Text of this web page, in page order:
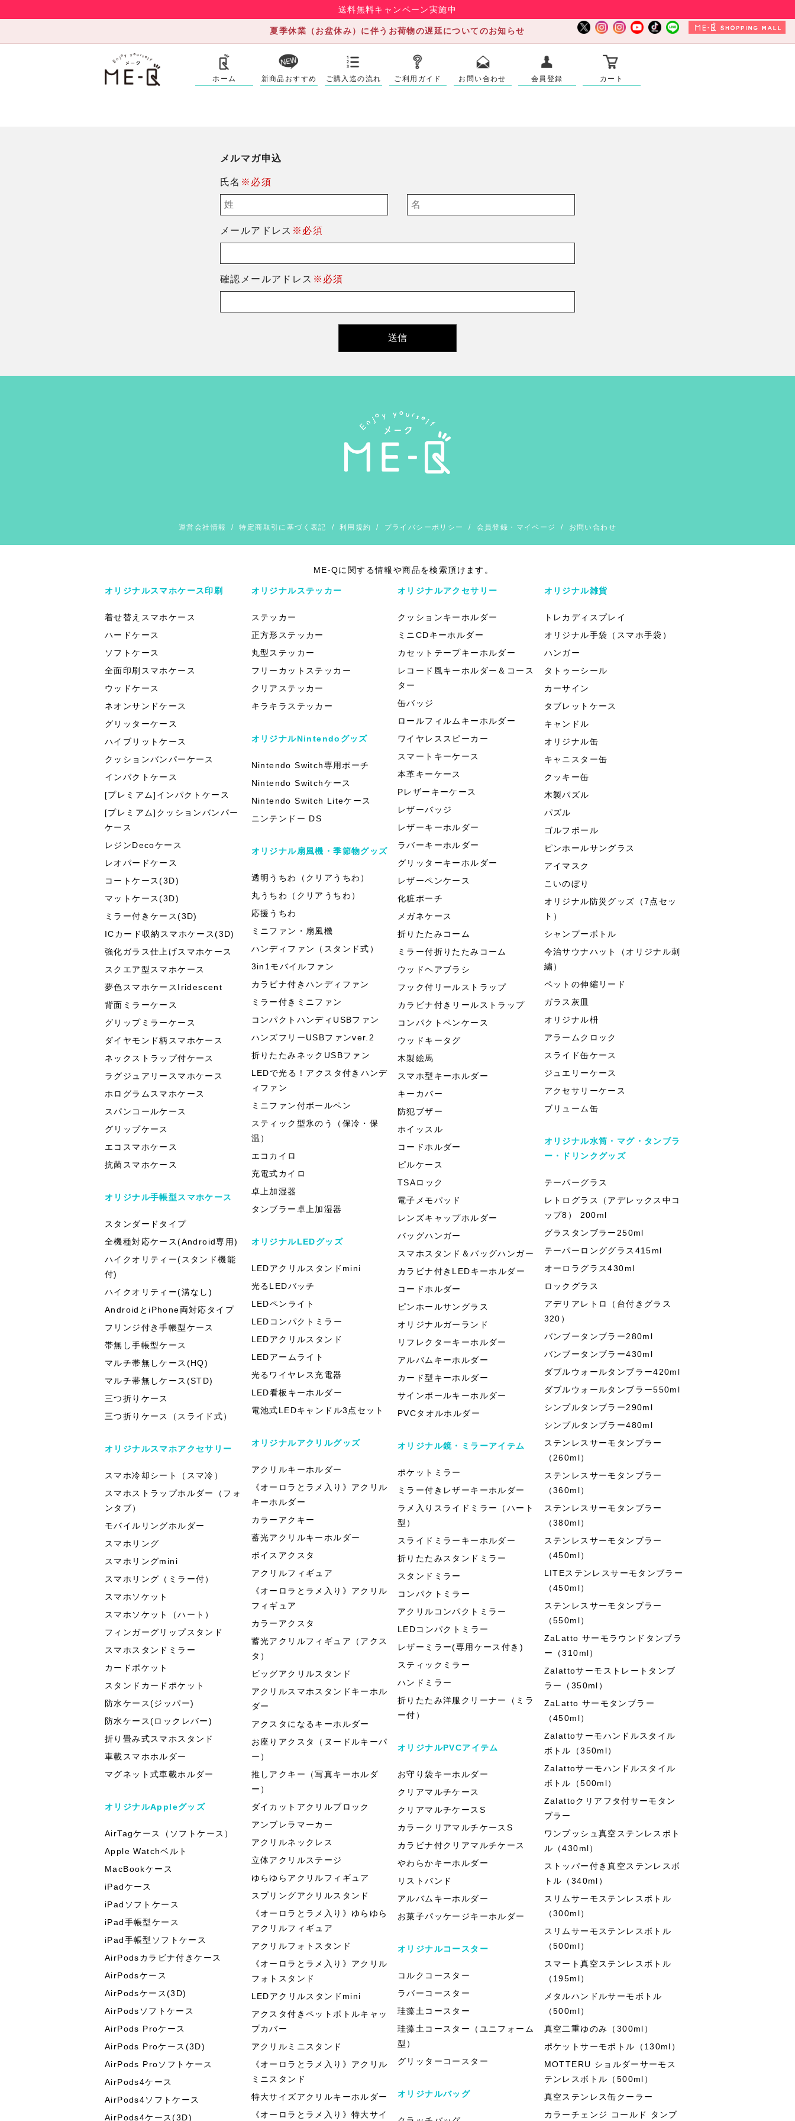
送料無料キャンペーン実施中
夏季休業（お盆休み）に伴うお荷物の遅延についてのお知らせ
ホーム 新商品おすすめ ご購入迄の流れ ご利用ガイド お問い合わせ 会員登録 カート
メルマガ申込
氏名 ※必須
メールアドレス ※必須
確認メールアドレス ※必須
運営会社情報 /特定商取引に基づく表記 / 利用規約 / プライバシーポリシー / 会員登録・マイページ / お問い合わせ
ME-Qに関する情報や商品を検索頂けます。
オリジナルスマホケース印刷
着せ替えスマホケース
ハードケース
ソフトケース
全面印刷スマホケース
ウッドケース
ネオンサンドケース
グリッターケース
ハイブリットケース
クッションバンパーケース
インパクトケース
[プレミアム]インパクトケース
[プレミアム]クッションバンパー
ケース
レジンDecoケース
レオパードケース
コートケース(3D)
マットケース(3D)
ミラー付きケース(3D)
ICカード収納スマホケース(3D)
強化ガラス仕上げスマホケース
スクエア型スマホケース
夢色スマホケースIridescent
背面ミラーケース
グリップミラーケース
ダイヤモンド柄スマホケース
ネックストラップ付ケース
ラグジュアリースマホケース
ホログラムスマホケース
スパンコールケース
グリップケース
エコスマホケース
抗菌スマホケース
オリジナル手帳型スマホケース
スタンダードタイプ
全機種対応ケース(Android専用)
ハイクオリティー(スタンド機能
付)
ハイクオリティー(溝なし)
AndroidとiPhone両対応タイプ
フリンジ付き手帳型ケース
帯無し手帳型ケース
マルチ帯無しケース(HQ)
マルチ帯無しケース(STD)
三つ折りケース
三つ折りケース（スライド式）
オリジナルスマホアクセサリー
スマホ冷却シート（スマ冷）
スマホストラップホルダー（フォ
ンタブ）
モバイルリングホルダー
スマホリング
スマホリングmini
スマホリング（ミラー付）
スマホソケット
スマホソケット（ハート）
フィンガーグリップスタンド
スマホスタンドミラー
カードポケット
スタンドカードポケット
防水ケース(ジッパー)
防水ケース(ロックレバー)
折り畳み式スマホスタンド
車載スマホホルダー
マグネット式車載ホルダー
オリジナルAppleグッズ
AirTagケース（ソフトケース）
Apple Watchベルト
MacBookケース
iPadケース
iPadソフトケース
iPad手帳型ケース
iPad手帳型ソフトケース
AirPodsカラビナ付きケース
AirPodsケース
AirPodsケース(3D)
AirPodsソフトケース
AirPods Proケース
AirPods Proケース(3D)
AirPods Proソフトケース
AirPods4ケース
AirPods4ソフトケース
AirPods4ケース(3D)
オリジナルステッカー
ステッカー
正方形ステッカー
丸型ステッカー
フリーカットステッカー
クリアステッカー
キラキラステッカー
オリジナルNintendoグッズ
Nintendo Switch専用ポーチ
Nintendo Switchケース
Nintendo Switch Liteケース
ニンテンドー DS
オリジナル扇風機・季節物グッズ
透明うちわ（クリアうちわ）
丸うちわ（クリアうちわ）
応援うちわ
ミニファン・扇風機
ハンディファン（スタンド式）
3in1モバイルファン
カラビナ付きハンディファン
ミラー付きミニファン
コンパクトハンディUSBファン
ハンズフリーUSBファンver.2
折りたたみネックUSBファン
LEDで光る！アクスタ付きハンデ
ィファン
ミニファン付ボールペン
スティック型氷のう（保冷・保
温）
エコカイロ
充電式カイロ
卓上加湿器
タンブラー卓上加湿器
オリジナルLEDグッズ
LEDアクリルスタンドmini
光るLEDバッチ
LEDペンライト
LEDコンパクトミラー
LEDアクリルスタンド
LEDアームライト
光るワイヤレス充電器
LED看板キーホルダー
電池式LEDキャンドル3点セット
オリジナルアクリルグッズ
アクリルキーホルダー
《オーロラとラメ入り》アクリル
キーホルダー
カラーアクキー
蓄光アクリルキーホルダー
ボイスアクスタ
アクリルフィギュア
《オーロラとラメ入り》アクリル
フィギュア
カラーアクスタ
蓄光アクリルフィギュア（アクス
タ）
ビッグアクリルスタンド
アクリルスマホスタンドキーホル
ダー
アクスタになるキーホルダー
お座りアクスタ（ヌードルキーパ
ー）
推しアクキー（写真キーホルダ
ー）
ダイカットアクリルブロック
アンブレラマーカー
アクリルネックレス
立体アクリルステージ
ゆらゆらアクリルフィギュア
スプリングアクリルスタンド
《オーロラとラメ入り》ゆらゆら
アクリルフィギュア
アクリルフォトスタンド
《オーロラとラメ入り》アクリル
フォトスタンド
LEDアクリルスタンドmini
アクスタ付きペットボトルキャッ
プカバー
アクリルミニスタンド
《オーロラとラメ入り》アクリル
ミニスタンド
特大サイズアクリルキーホルダー
《オーロラとラメ入り》特大サイ
オリジナルアクセサリー
クッションキーホルダー
ミニCDキーホルダー
カセットテープキーホルダー
レコード風キーホルダー＆コース
ター
缶バッジ
ロールフィルムキーホルダー
ワイヤレススピーカー
スマートキーケース
本革キーケース
Pレザーキーケース
レザーバッジ
レザーキーホルダー
ラバーキーホルダー
グリッターキーホルダー
レザーペンケース
化粧ポーチ
メガネケース
折りたたみコーム
ミラー付折りたたみコーム
ウッドヘアブラシ
フック付リールストラップ
カラビナ付きリールストラップ
コンパクトペンケース
ウッドキータグ
木製絵馬
スマホ型キーホルダー
キーカバー
防犯ブザー
ホイッスル
コードホルダー
ピルケース
TSAロック
電子メモパッド
レンズキャップホルダー
バッグハンガー
スマホスタンド＆バッグハンガー
カラビナ付きLEDキーホルダー
コードホルダー
ピンホールサングラス
オリジナルガーランド
リフレクターキーホルダー
アルバムキーホルダー
カード型キーホルダー
サインボールキーホルダー
PVCタオルホルダー
オリジナル鏡・ミラーアイテム
ポケットミラー
ミラー付きレザーキーホルダー
ラメ入りスライドミラー（ハート
型）
スライドミラーキーホルダー
折りたたみスタンドミラー
スタンドミラー
コンパクトミラー
アクリルコンパクトミラー
LEDコンパクトミラー
レザーミラー(専用ケース付き)
スティックミラー
ハンドミラー
折りたたみ洋服クリーナー（ミラ
ー付）
オリジナルPVCアイテム
お守り袋キーホルダー
クリアマルチケース
クリアマルチケースS
カラークリアマルチケースS
カラビナ付クリアマルチケース
やわらかキーホルダー
リストバンド
アルバムキーホルダー
お菓子パッケージキーホルダー
オリジナルコースター
コルクコースター
ラバーコースター
珪藻土コースター
珪藻土コースター（ユニフォーム
型）
グリッターコースター
オリジナルバッグ
オリジナル雑貨
トレカディスプレイ
オリジナル手袋（スマホ手袋）
ハンガー
タトゥーシール
カーサイン
タブレットケース
キャンドル
オリジナル缶
キャニスター缶
クッキー缶
木製パズル
パズル
ゴルフボール
ピンホールサングラス
アイマスク
こいのぼり
オリジナル防災グッズ（7点セッ
ト）
シャンプーボトル
今治サウナハット（オリジナル刺
繍）
ペットの伸縮リード
ガラス灰皿
オリジナル枡
アラームクロック
スライド缶ケース
ジュエリーケース
アクセサリーケース
ブリューム缶
オリジナル水筒・マグ・タンブラ
ー・ドリンクグッズ
テーパーグラス
レトログラス（アデレックス中コ
ップ8） 200ml
グラスタンブラー250ml
テーパーロンググラス415ml
オーロラグラス430ml
ロックグラス
アデリアレトロ（台付きグラス
320）
バンブータンブラー280ml
バンブータンブラー430ml
ダブルウォールタンブラー420ml
ダブルウォールタンブラー550ml
シンプルタンブラー290ml
シンプルタンブラー480ml
ステンレスサーモタンブラー
（260ml）
ステンレスサーモタンブラー
（360ml）
ステンレスサーモタンブラー
（380ml）
ステンレスサーモタンブラー
（450ml）
LITEステンレスサーモタンブラー
（450ml）
ステンレスサーモタンブラー
（550ml）
ZaLatto サーモラウンドタンブラ
ー（310ml）
Zalattoサーモストレートタンブ
ラー（350ml）
ZaLatto サーモタンブラー
（450ml）
Zalattoサーモハンドルスタイル
ボトル（350ml）
Zalattoサーモハンドルスタイル
ボトル（500ml）
Zalattoクリアフタ付サーモタン
ブラー
ワンプッシュ真空ステンレスボト
ル（430ml）
ストッパー付き真空ステンレスボ
トル（340ml）
スリムサーモステンレスボトル
（300ml）
スリムサーモステンレスボトル
（500ml）
スマート真空ステンレスボトル
（195ml）
メタルハンドルサーモボトル
（500ml）
真空二重ゆのみ（300ml）
ポケットサーモボトル（130ml）
MOTTERU ショルダーサーモス
テンレスボトル（500ml）
真空ステンレス缶クーラー
カラーチェンジ コールド タンブ